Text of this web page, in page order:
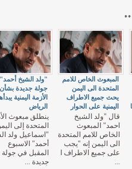
"ولد الشيخ
جولة جديدة بشأن
الأزمة اليمنية
الرياض
ينطلق مبعوث
المتحدة إلى
"اسماعيل ولد
أحمد" الاسبوع
المقبل في جولة
جديدة ...
المبعوث الخاص للامم
المتحدة الى اليمن
يحث جميع الاطراف
اليمنية على الحوار
قال "ولد الشيخ
احمد" المبعوث
الخاص للامم المتحدة
الى اليمن إنه "يجب
على جميع الاطراف ا
...